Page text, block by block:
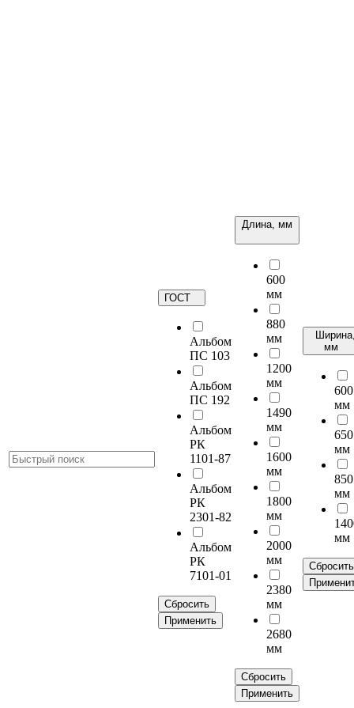
ГОСТ
Альбом
ПС 103
Альбом
ПС 192
Альбом
РК
1101-87
Альбом
РК
2301-82
Альбом
РК
7101-01
Сбросить
Применить
Длина, мм
600
мм
880
мм
1200
мм
1490
мм
1600
мм
1800
мм
2000
мм
2380
мм
2680
мм
Сбросить
Применить
мм
600
мм
650
мм
850
мм
мм
Сбросить